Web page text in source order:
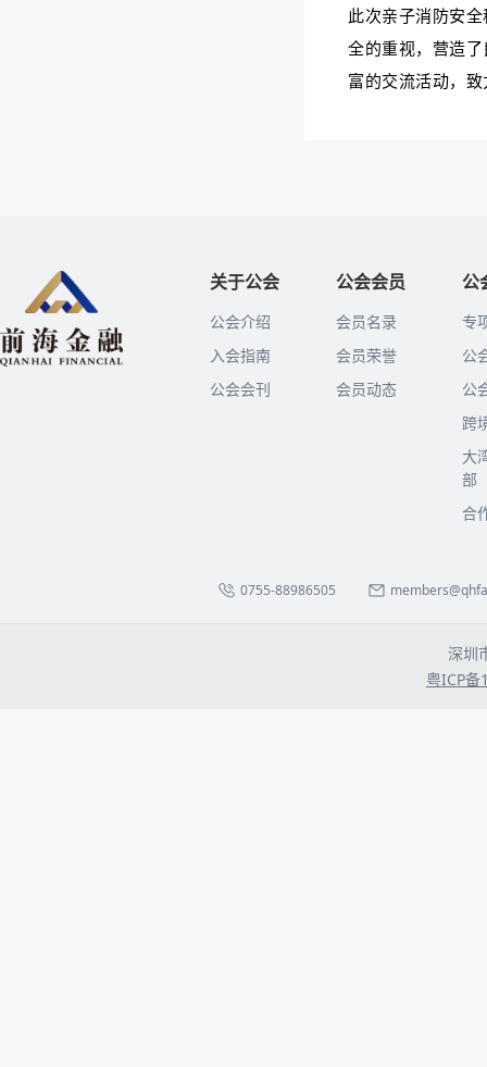
此次亲子消防安
全的重视，营造
富的交流活动，
关于公会
公会介绍
入会指南
公会会刊
公会会员
会员名录
会员荣誉
会员动态
公
专
公
公
跨
大
部
合
0755-88986505
深圳
粤ICP